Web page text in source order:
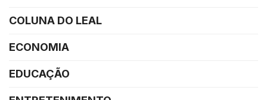
COLUNA DO LEAL
ECONOMIA
EDUCAÇÃO